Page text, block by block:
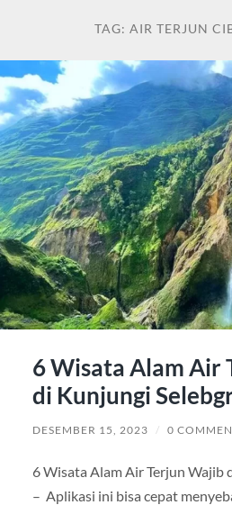
TAG: AIR TERJUN
6 Wisata Alam Air
di Kunjungi
DESEMBER 15, 2023 / 0
6 Wisata Alam Air Terjun Wajib
– Aplikasi ini bisa cepat